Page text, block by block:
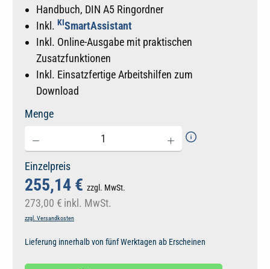
Handbuch, DIN A5 Ringordner
Inkl. KISmartAssistant
Inkl. Online-Ausgabe mit praktischen
Zusatzfunktionen
Inkl. Einsatzfertige Arbeitshilfen zum
Download
Menge
Einzelpreis
255,14 € zzgl. MwSt.
273,00 € inkl. MwSt.
zzgl. Versandkosten
Lieferung innerhalb von fünf Werktagen ab Erscheinen